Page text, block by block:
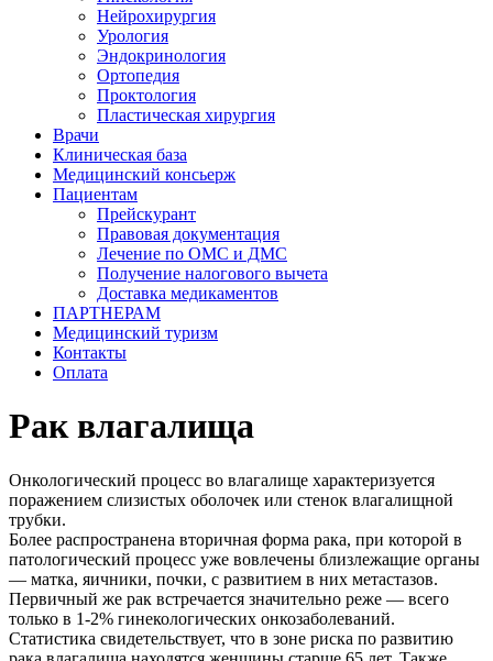
Нейрохирургия
Урология
Эндокринология
Ортопедия
Проктология
Пластическая хирургия
Врачи
Клиническая база
Медицинский консьерж
Пациентам
Прейскурант
Правовая документация
Лечение по ОМС и ДМС
Получение налогового вычета
Доставка медикаментов
ПАРТНЕРАМ
Медицинский туризм
Контакты
Оплата
Рак влагалища
Онкологический процесс во влагалище характеризуется
поражением слизистых оболочек или стенок влагалищной
трубки.
Более распространена вторичная форма рака, при которой в
патологический процесс уже вовлечены близлежащие органы
— матка, яичники, почки, с развитием в них метастазов.
Первичный же рак встречается значительно реже — всего
только в 1-2% гинекологических онкозаболеваний.
Статистика свидетельствует, что в зоне риска по развитию